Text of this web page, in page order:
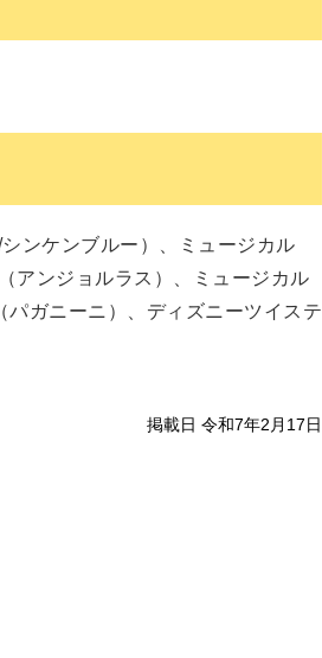
ンケンブルー）、ミュージカル
アンジョルラス）、ミュージカル
パガニーニ）、ディズニーツイステ
掲載日 令和7年2月17日